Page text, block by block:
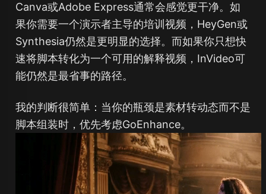
Canva或Adobe Express通常会感觉更干净。如
果你需要一个演示者主导的培训视频，HeyGen或
Synthesia仍然是更明显的选择。而如果你只想快
速将脚本转化为一个可用的解释视频，InVideo可
能仍然是最省事的路径。
我的判断很简单：当你的瓶颈是素材转动态而不是
脚本组装时，优先考虑GoEnhance。